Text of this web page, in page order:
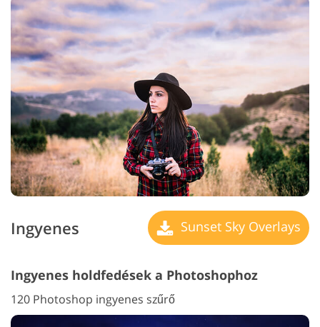
Ingyenes Sunset Sky Overlays
Ingyenes holdfedések a Photoshophoz
120 Photoshop ingyenes szűrő